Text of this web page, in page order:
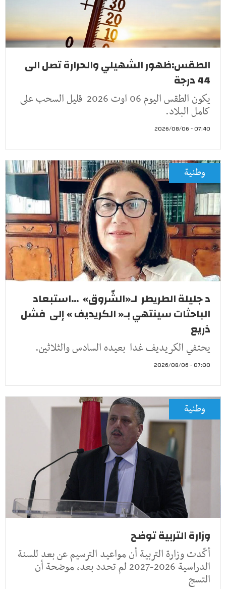
الطقس:ظهور الشهيلي والحرارة تصل الى
44 درجة
يكون الطقس اليوم 06 اوت 2026 قليل السحب على
كامل البلاد.
07:40 - 2026/08/06
وطنية
د جليلة الطريطر لـ«الشّروق» ...استبعاد
الباحثات سينتهي بـ« الكريديف » إلى فشل
ذريع
يحتفي الكريديف غدا بعيده السادس والثلاثين.
07:00 - 2026/08/06
وطنية
وزارة التربية توضح
أكّدت وزارة التربية أن مواعيد الترسيم عن بعد للسنة
الدراسية 2026-2027 لم تحدد بعد، موضحة أن
التسج